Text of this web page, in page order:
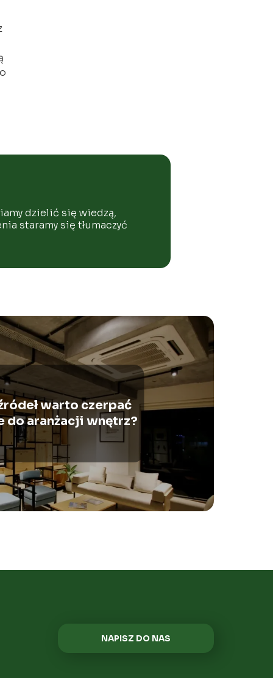
dzielić się wiedzą,
staramy się tłumaczyć
warto czerpać
do aranżacji wnętrz?
NAPISZ DO NAS